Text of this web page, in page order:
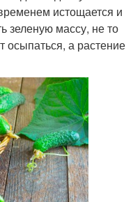
истощается и
зеленую массу, не то
осыпаться, а растение